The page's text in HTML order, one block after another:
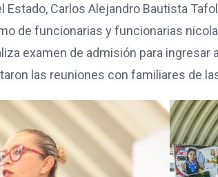
Estado, Carlos Alejandro Bautista
de funcionarias y funcionarias
examen de admisión para
las reuniones con familiares de